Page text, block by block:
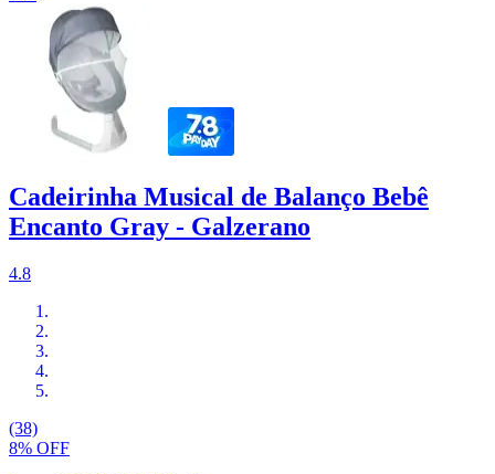
Cadeirinha Musical de Balanço Bebê
Encanto Gray - Galzerano
4.8
(38)
8% OFF